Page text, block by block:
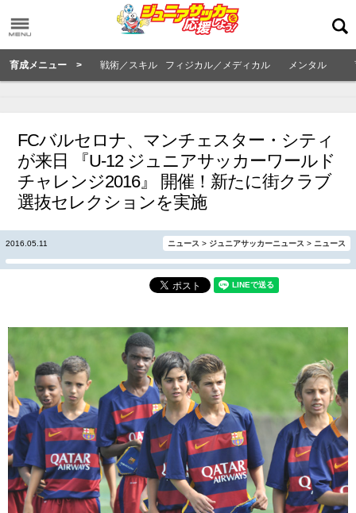
育成メニュー > 戦術／スキル フィジカル／メディカル メンタル
FCバルセロナ、マンチェスター・シティ
が来日 『U-12 ジュニアサッカーワールド
チャレンジ2016』 開催！新たに街クラブ
選抜セレクションを実施
2016.05.11 ニュース > ジュニアサッカーニュース > ニュース